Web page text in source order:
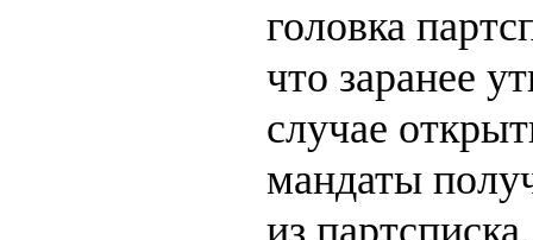
головка
что заранее
случае
мандаты
из